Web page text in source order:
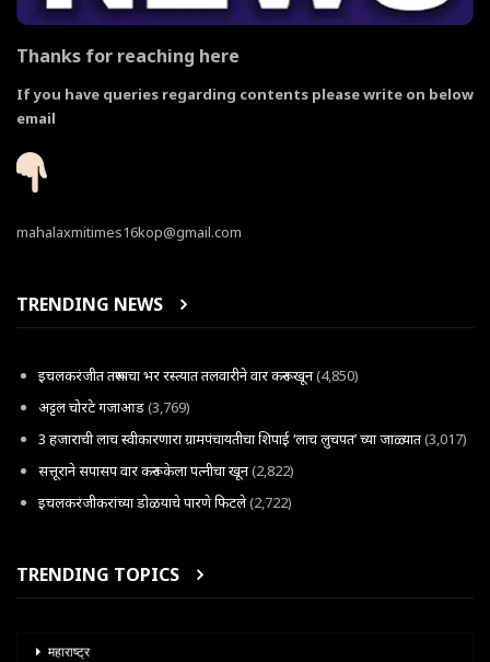
Thanks for reaching here
If you have queries regarding contents please write on below
email
mahalaxmitimes16kop@gmail.com
TRENDING NEWS
इचलकरंजीत तरूणाचा भर रस्त्यात तलवारीने वार करून खून(4,850)
अट्टल चोरटे गजाआड(3,769)
3 हजाराची लाच स्वीकारणारा ग्रामपंचायतीचा शिपाई ‘लाच लुचपत’ च्या जाळ्यात(3,017)
सत्तूराने सपासप वार करून केला पत्नीचा खून(2,822)
इचलकरंजीकरांच्या डोळयाचे पारणे फिटले(2,722)
TRENDING TOPICS
महाराष्ट्र